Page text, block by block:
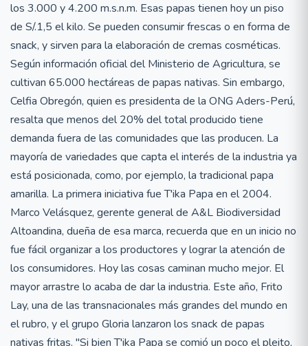
los 3.000 y 4.200 m.s.n.m. Esas papas tienen hoy un piso
de S/.1,5 el kilo. Se pueden consumir frescas o en forma de
snack, y sirven para la elaboración de cremas cosméticas.
Según información oficial del Ministerio de Agricultura, se
cultivan 65.000 hectáreas de papas nativas. Sin embargo,
Celfia Obregón, quien es presidenta de la ONG Aders-Perú,
resalta que menos del 20% del total producido tiene
demanda fuera de las comunidades que las producen. La
mayoría de variedades que capta el interés de la industria ya
está posicionada, como, por ejemplo, la tradicional papa
amarilla. La primera iniciativa fue T'ika Papa en el 2004.
Marco Velásquez, gerente general de A&L Biodiversidad
Altoandina, dueña de esa marca, recuerda que en un inicio no
fue fácil organizar a los productores y lograr la atención de
los consumidores. Hoy las cosas caminan mucho mejor. El
mayor arrastre lo acaba de dar la industria. Este año, Frito
Lay, una de las transnacionales más grandes del mundo en
el rubro, y el grupo Gloria lanzaron los snack de papas
nativas fritas. "Si bien T'ika Papa se comió un poco el pleito,